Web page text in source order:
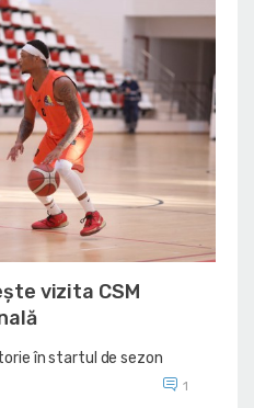
vizita CSM
în startul de sezon
1